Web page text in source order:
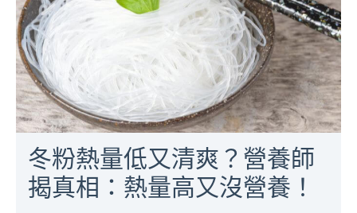
冬粉熱量低又清爽？營養師
揭真相：熱量高又沒營養！